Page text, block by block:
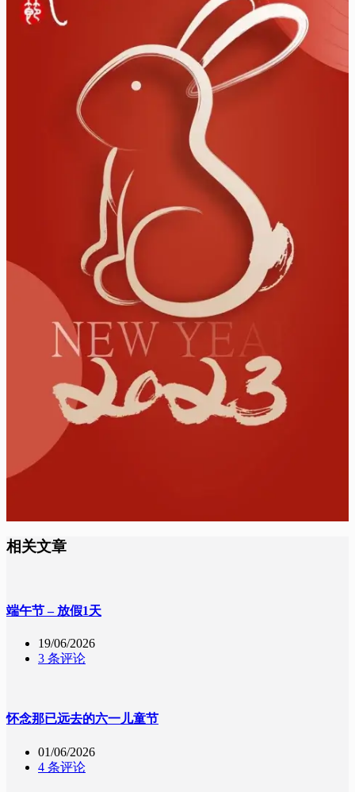
相关文章
端午节 – 放假1天
19/06/2026
3 条评论
怀念那已远去的六一儿童节
01/06/2026
4 条评论